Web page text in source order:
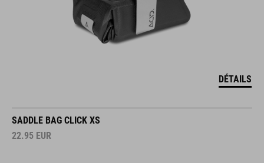
DÉTAILS
SADDLE BAG CLICK XS
22.95 EUR